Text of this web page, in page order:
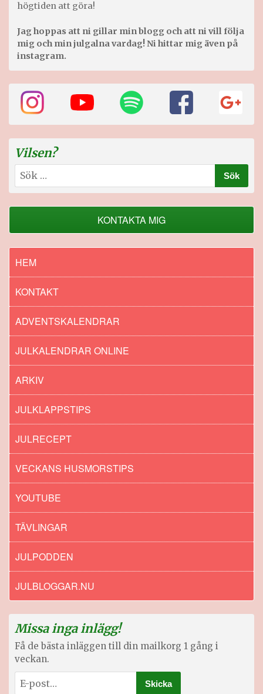
högtiden att göra!
Jag hoppas att ni gillar min blogg och att ni vill följa
mig och min julgalna vardag! Ni hittar mig även på
instagram.
Vilsen?
Sök
efter:
KONTAKTA MIG
HEM
KONTAKT
ADVENTSKALENDRAR
JULKALENDRAR ONLINE
ARKIV
JULKLAPPSTIPS
JULRECEPT
VECKANS HUSMORSTIPS
YOUTUBE
TÄVLINGAR
JULPODDEN
JULBLOGGAR.NU
Missa inga inlägg!
Få de bästa inläggen till din mailkorg 1 gång i
veckan.